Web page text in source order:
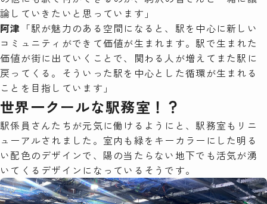
論していきたいと思っています」
阿津 「駅が魅力のある空間になると、駅を中心に新しい
コミュニティができて価値が生まれます。駅で生まれた
価値が街に出ていくことで、関わる人が増えてまた駅に
戻ってくる。そういった駅を中心とした循環が生まれる
ことを目指しています」
世界一クールな駅務室！？
駅係員さんたちが元気に働けるようにと、駅務室もリニ
ューアルされました。室内も緑をキーカラーにした明る
い配色のデザインで、陽の当たらない地下でも活気が湧
いてくるデザインになっているそうです。